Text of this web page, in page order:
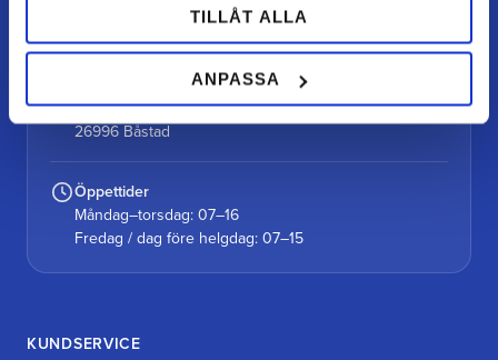
TILLÅT ALLA
ANPASSA
Alutorp, Frestensfällevägen 64
26996 Båstad
Öppettider
Måndag–torsdag: 07–16
Fredag / dag före helgdag: 07–15
KUNDSERVICE